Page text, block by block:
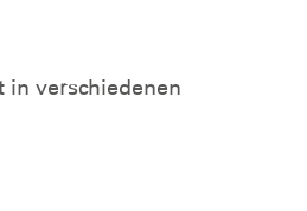
in verschiedenen